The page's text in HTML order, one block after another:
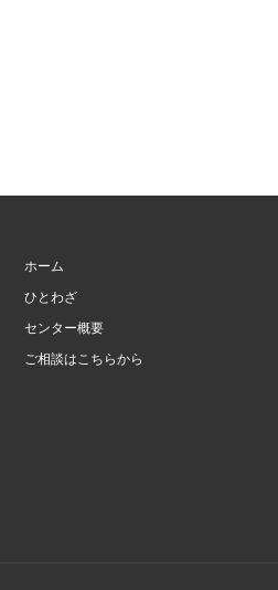
ホーム
ひとわざ
センター概要
ご相談はこちらから